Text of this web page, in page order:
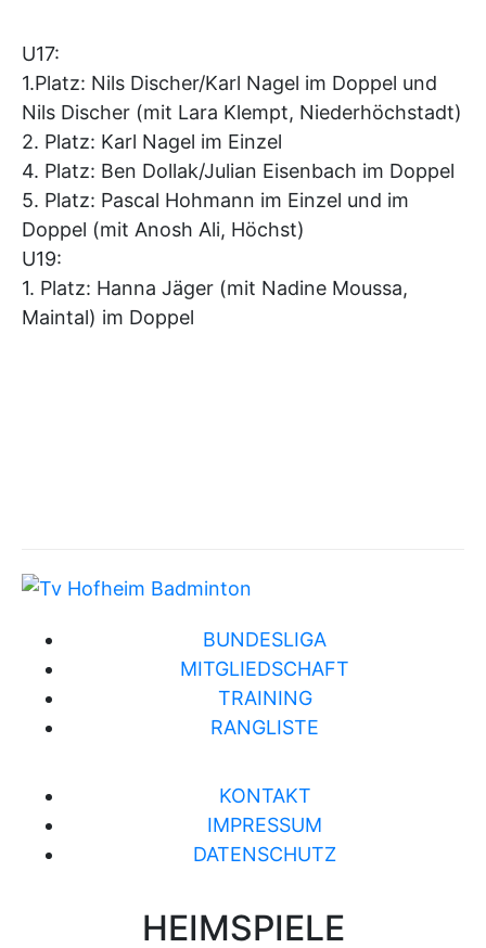
U17:
1.Platz: Nils Discher/Karl Nagel im Doppel und
Nils Discher (mit Lara Klempt, Niederhöchstadt)
2. Platz: Karl Nagel im Einzel
4. Platz: Ben Dollak/Julian Eisenbach im Doppel
5. Platz: Pascal Hohmann im Einzel und im
Doppel (mit Anosh Ali, Höchst)
U19:
1. Platz: Hanna Jäger (mit Nadine Moussa,
Maintal) im Doppel
BUNDESLIGA
MITGLIEDSCHAFT
TRAINING
RANGLISTE
KONTAKT
IMPRESSUM
DATENSCHUTZ
HEIMSPIELE